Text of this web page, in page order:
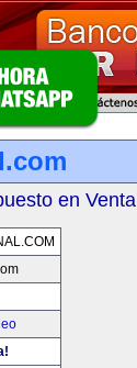
en Venta